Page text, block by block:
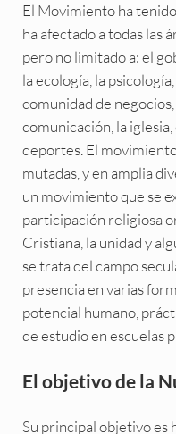
El Movimiento ha
ha afectado a todas las
pero no limitado a: el
la ecología, la
comunidad de
comunicación, la
deportes. El
mutadas, y en amplia
un movimiento que se
participación religiosa
Cristiana, la unidad y
se trata del campo
presencia en varias
potencial humano,
de estudio en escuelas
El objetivo de la
Su principal objetivo es